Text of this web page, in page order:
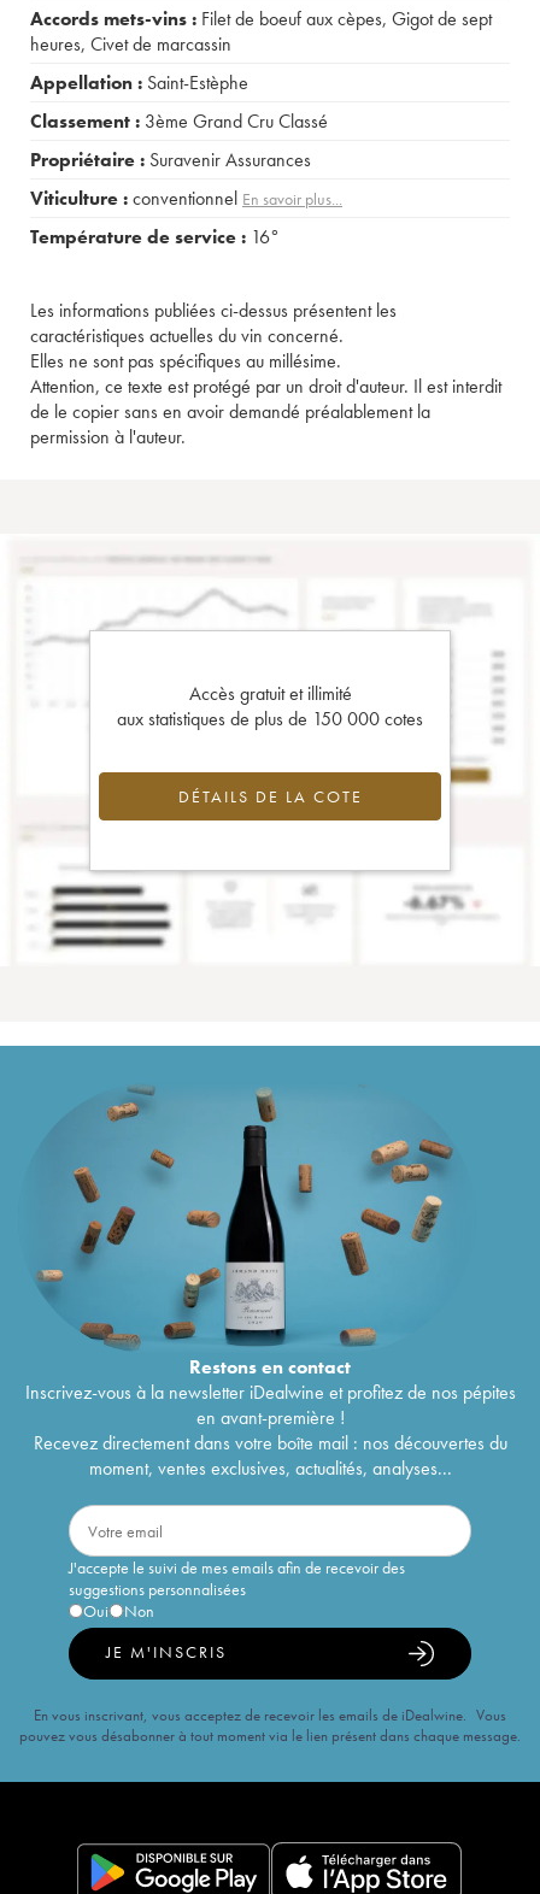
Accords mets-vins : Filet de boeuf aux cèpes, Gigot de sept
heures, Civet de marcassin
Appellation : Saint-Estèphe
Classement : 3ème Grand Cru Classé
Propriétaire : Suravenir Assurances
Viticulture :conventionnel En savoir plus...
Température de service : 16°
Les informations publiées ci-dessus présentent les
caractéristiques actuelles du vin concerné.
Elles ne sont pas spécifiques au millésime.
Attention, ce texte est protégé par un droit d'auteur. Il est interdit
de le copier sans en avoir demandé préalablement la
permission à l'auteur.
Accès gratuit et illimité
aux statistiques de plus de 150 000 cotes
DÉTAILS DE LA COTE
Restons encontact
Inscrivez-vous à la newsletter iDealwine et profitez de nos pépites
en avant-première !
Recevez directement dans votre boîte mail : nos découvertes du
moment, ventes exclusives, actualités, analyses...
J'accepte le suivi de mes emails afin de recevoir des
suggestions personnalisées
Oui
Non
JE M'INSCRIS
En vous inscrivant, vous acceptez de recevoir les emails de iDealwine. Vous
pouvez vous désabonner à tout moment via le lien présent dans chaque message.